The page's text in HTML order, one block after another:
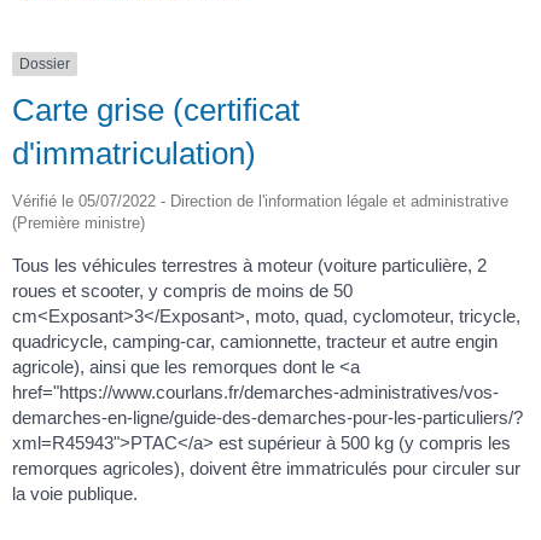
Dossier
Carte grise (certificat
d'immatriculation)
Vérifié le 05/07/2022 - Direction de l'information légale et administrative
(Première ministre)
Tous les véhicules terrestres à moteur (voiture particulière, 2
roues et scooter, y compris de moins de 50
cm<Exposant>3</Exposant>, moto, quad, cyclomoteur, tricycle,
quadricycle, camping-car, camionnette, tracteur et autre engin
agricole), ainsi que les remorques dont le <a
href="https://www.courlans.fr/demarches-administratives/vos-
demarches-en-ligne/guide-des-demarches-pour-les-particuliers/?
xml=R45943">PTAC</a> est supérieur à 500 kg (y compris les
remorques agricoles), doivent être immatriculés pour circuler sur
la voie publique.